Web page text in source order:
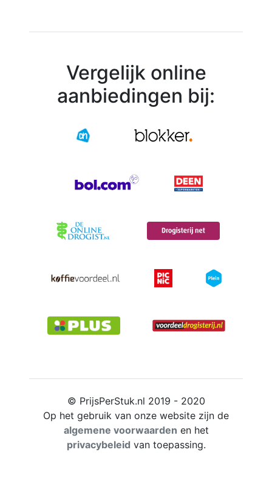
Vergelijk online
aanbiedingen bij:
© PrijsPerStuk.nl 2019 - 2020
Op het gebruik van onze website zijn de
algemene voorwaarden en het
privacybeleid van toepassing.